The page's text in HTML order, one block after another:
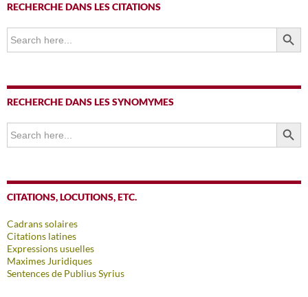
RECHERCHE DANS LES CITATIONS
Search
for:
SEARCH
RECHERCHE DANS LES SYNOMYMES
Search
for:
SEARCH
CITATIONS, LOCUTIONS, ETC.
Cadrans solaires
Citations latines
Expressions usuelles
Maximes Juridiques
Sentences de Publius Syrius